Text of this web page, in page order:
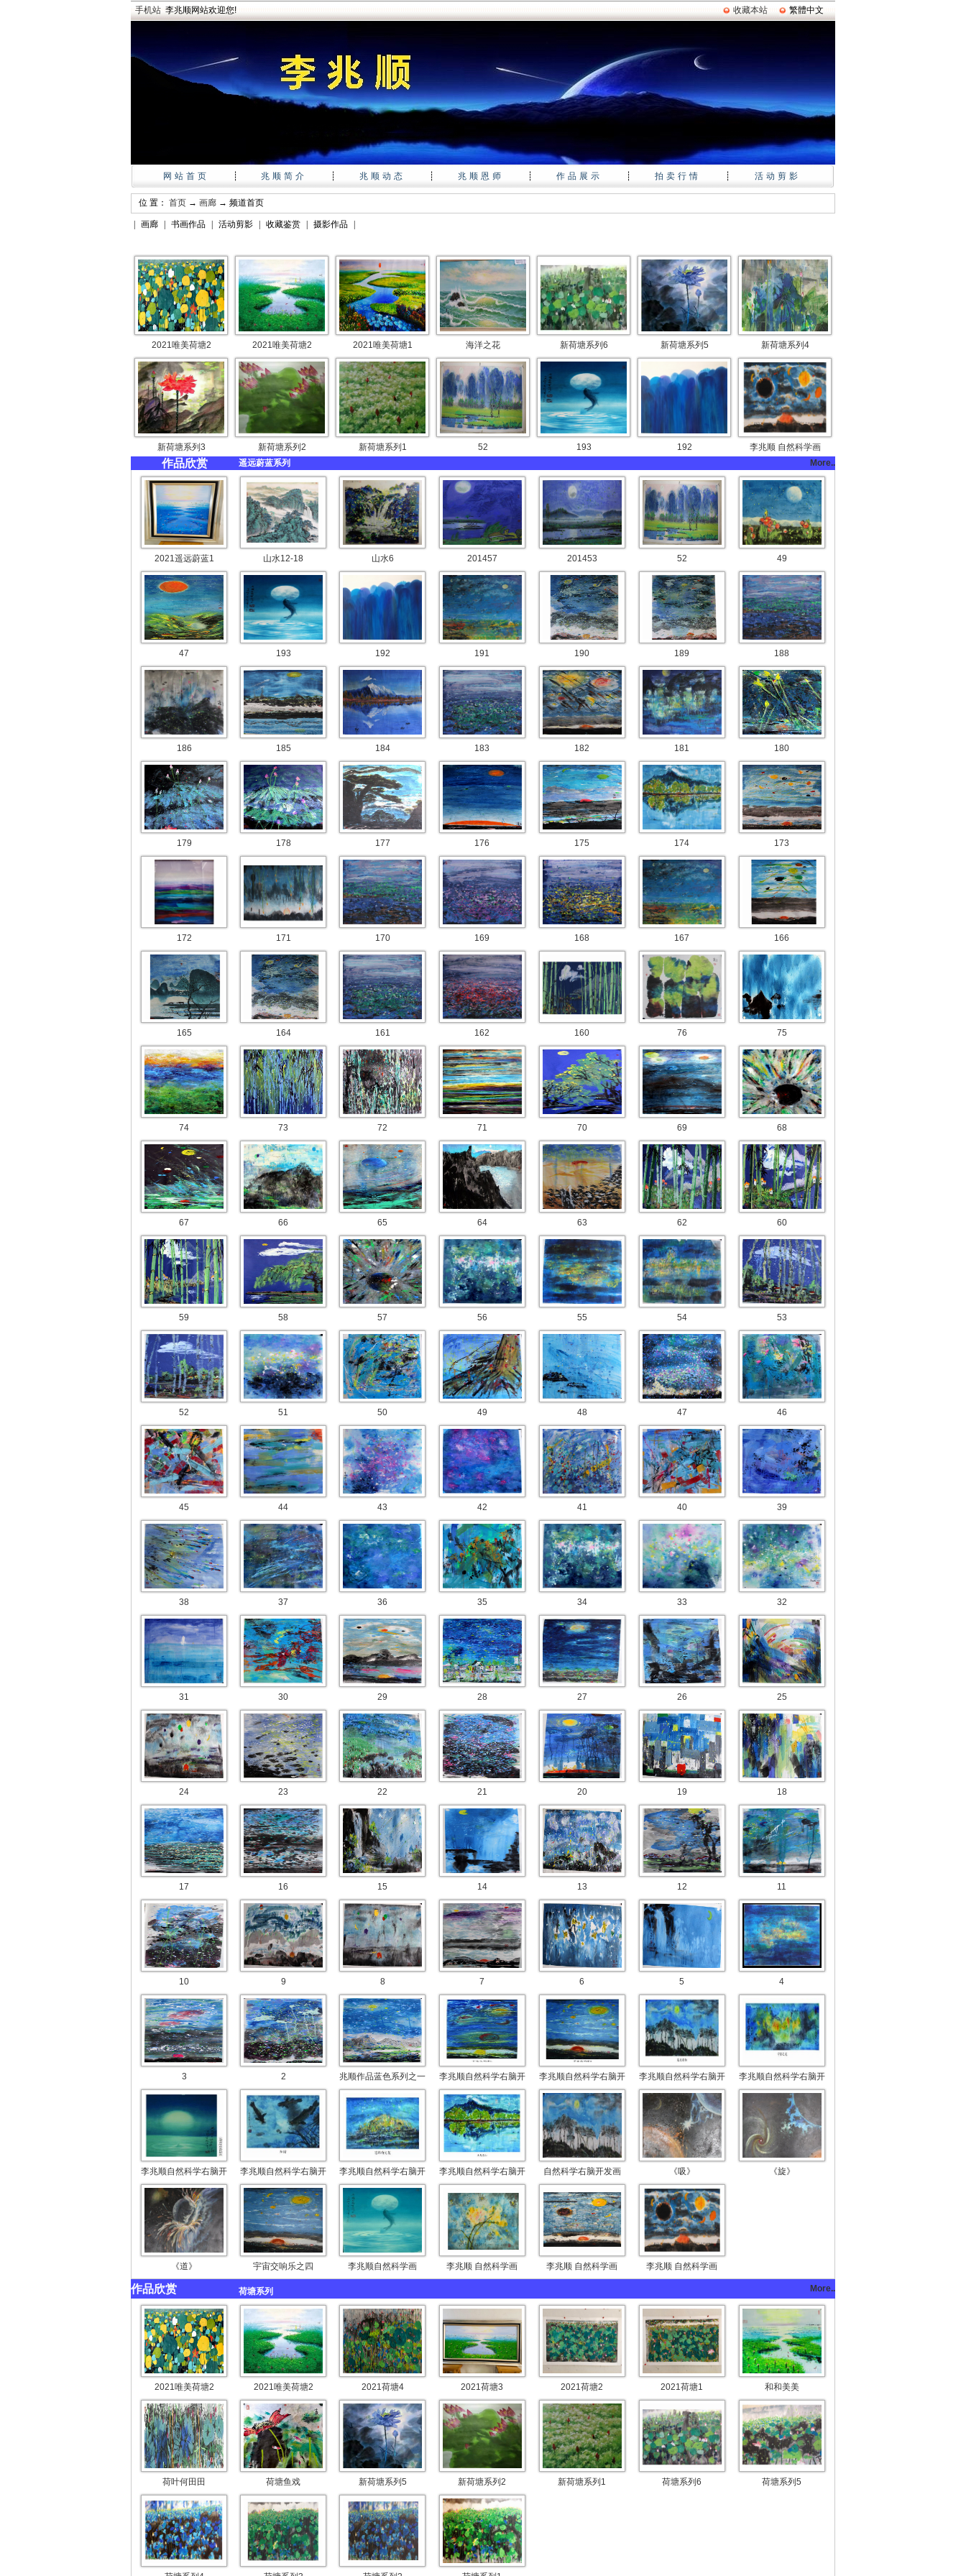
手机站李兆顺网站欢迎您! 收藏本站 繁體中文
网站首页 ┊ 兆顺简介 ┊ 兆顺动态 ┊ 兆顺恩师 ┊ 作品展示 ┊ 拍卖行情 ┊ 活动剪影
位 置： 首页 → 画廊 → 频道首页
画廊 书画作品 活动剪影 收藏鉴赏 摄影作品
2021唯美荷塘2 2021唯美荷塘2 2021唯美荷塘1 海洋之花 新荷塘系列6 新荷塘系列5 新荷塘系列4
新荷塘系列3 新荷塘系列2 新荷塘系列1 52 193 192 李兆顺 自然科学画
作品欣赏 遥远蔚蓝系列 More..
2021遥远蔚蓝1 山水12-18 山水6 201457 201453 52 49
47 193 192 191 190 189 188
186 185 184 183 182 181 180
179 178 177 176 175 174 173
172 171 170 169 168 167 166
165 164 161 162 160 76 75
74 73 72 71 70 69 68
67 66 65 64 63 62 60
59 58 57 56 55 54 53
52 51 50 49 48 47 46
45 44 43 42 41 40 39
38 37 36 35 34 33 32
31 30 29 28 27 26 25
24 23 22 21 20 19 18
17 16 15 14 13 12 11
10 9 8 7 6 5 4
3 2 兆顺作品蓝色系列之一 李兆顺自然科学右脑开 李兆顺自然科学右脑开 李兆顺自然科学右脑开 李兆顺自然科学右脑开
李兆顺自然科学右脑开 李兆顺自然科学右脑开 李兆顺自然科学右脑开 李兆顺自然科学右脑开 自然科学右脑开发画 《吸》 《旋》
《道》 宇宙交响乐之四 李兆顺自然科学画 李兆顺 自然科学画 李兆顺 自然科学画 李兆顺 自然科学画
作品欣赏 荷塘系列 More..
2021唯美荷塘2 2021唯美荷塘2 2021荷塘4 2021荷塘3 2021荷塘2 2021荷塘1 和和美美
荷叶何田田 荷塘鱼戏 新荷塘系列5 新荷塘系列2 新荷塘系列1 荷塘系列6 荷塘系列5